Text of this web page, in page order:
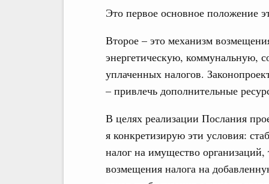
Это первое основное положение
Второе – это механизм
энергетическую, коммунальную,
уплаченных налогов.
– привлечь дополнительные
В целях реализации Послания
я конкретизирую эти условия:
налог на имущество
возмещения налога на